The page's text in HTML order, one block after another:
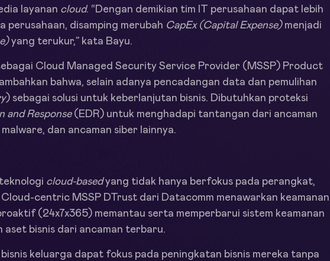
layanan cloud. “Dengan demikian tim IT perusahaan dapat lebih
perusahaan, disamping merubah CapEx (Capital Expense) menjadi
yang terukur,” kata Bayu.
Cloud Managed Security Service Provider (MSSP) Product
bahwa, selain adanya pencadangan data dan pemulihan
) sebagai solusi untuk keberlanjutan bisnis. Dibutuhkan proteksi
and Response (EDR) untuk menghadapi tantangan dari ancaman
dan ancaman siber lainnya.
cloud-basedyang tidak hanya berfokus pada perangkat,
centric MSSP DTrust dari Datacomm menawarkan keamanan
(24x7x365) memantau serta memperbarui sistem keamanan
aset bisnis dari ancaman terbaru.
bisnis keluarga dapat fokus pada peningkatan bisnis mereka tanpa